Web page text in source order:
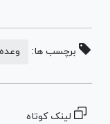
برچسب ها:
لینک کوتاه